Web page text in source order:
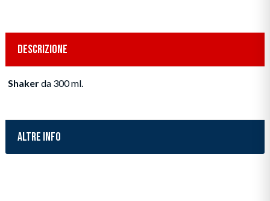
DESCRIZIONE
Shakerda 300 ml.
ALTRE INFO